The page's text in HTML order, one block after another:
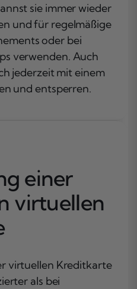
sie immer wieder
und für regelmäßige
oder bei
verwenden. Auch
jederzeit mit einem
und entsperren.
einer
virtuellen
virtuellen Kreditkarte
als bei